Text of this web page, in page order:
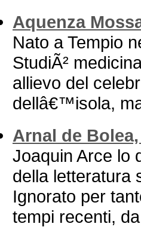
Aquenza
Nato a Tempio
StudiÃ²
allievo del
dellâ€™isola,
Arnal de
Joaquin Arce lo
della letteratura
Ignorato per
tempi recenti,